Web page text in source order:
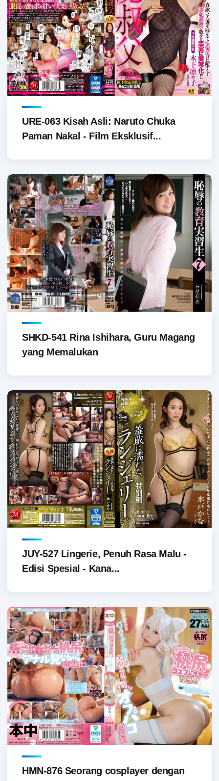
URE-063 Kisah Asli: Naruto Chuka
Paman Nakal - Film Eksklusif...
SHKD-541 Rina Ishihara, Guru Magang
yang Memalukan
JUY-527 Lingerie, Penuh Rasa Malu -
Edisi Spesial - Kana...
HMN-876 Seorang cosplayer dengan